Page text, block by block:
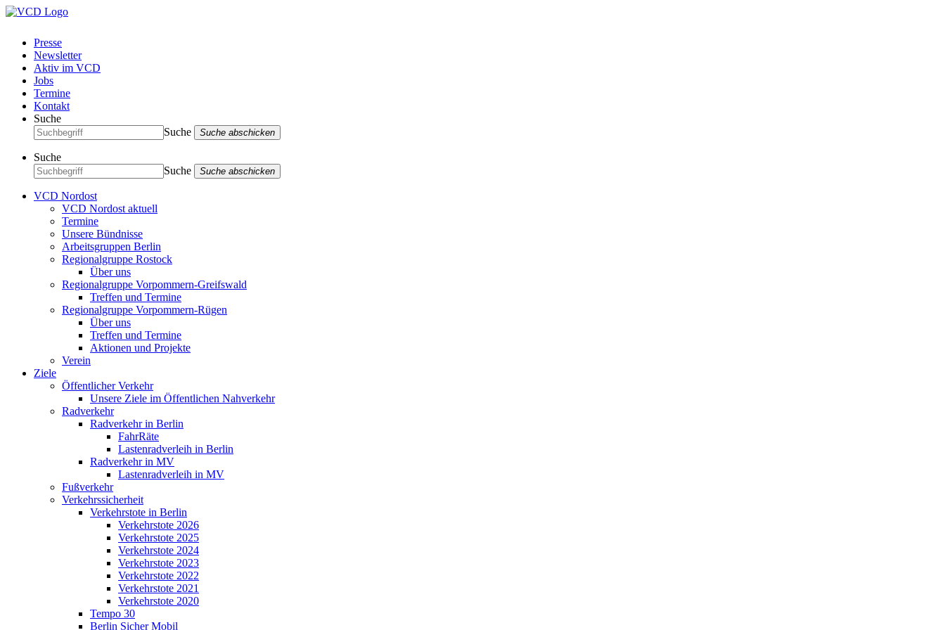
Presse
Newsletter
Aktiv im VCD
Jobs
Termine
Kontakt
Suche
Suche
Suche abschicken
Suche
Suche
Suche abschicken
VCD Nordost
VCD Nordost aktuell
Termine
Unsere Bündnisse
Arbeitsgruppen Berlin
Regionalgruppe Rostock
Über uns
Regionalgruppe Vorpommern-Greifswald
Treffen und Termine
Regionalgruppe Vorpommern-Rügen
Über uns
Treffen und Termine
Aktionen und Projekte
Verein
Ziele
Öffentlicher Verkehr
Unsere Ziele im Öffentlichen Nahverkehr
Radverkehr
Radverkehr in Berlin
FahrRäte
Lastenradverleih in Berlin
Radverkehr in MV
Lastenradverleih in MV
Fußverkehr
Verkehrssicherheit
Verkehrstote in Berlin
Verkehrstote 2026
Verkehrstote 2025
Verkehrstote 2024
Verkehrstote 2023
Verkehrstote 2022
Verkehrstote 2021
Verkehrstote 2020
Tempo 30
Berlin Sicher Mobil